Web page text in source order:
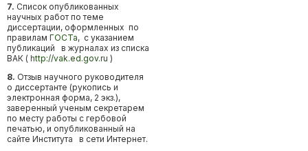
7. Список опубликованных
научных работ по теме
диссертации, оформленных по
правилам ГОСТа, с указанием
публикаций в журналах из списка
ВАК ( http://vak.ed.gov.ru )
8. Отзыв научного руководителя
о диссертанте (рукопись и
электронная форма, 2 экз.),
заверенный ученым секретарем
по месту работы с гербовой
печатью, и опубликованный на
сайте Института в сети Интернет.